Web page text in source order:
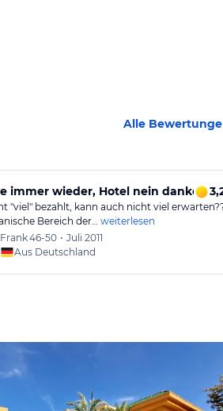
Alle
immer wieder, Hotel nein danke!
"viel" bezahlt, kann auch nicht viel
Bereich der… weiterlesen
Frank46-50 • Juli 2011
Aus Deutschland